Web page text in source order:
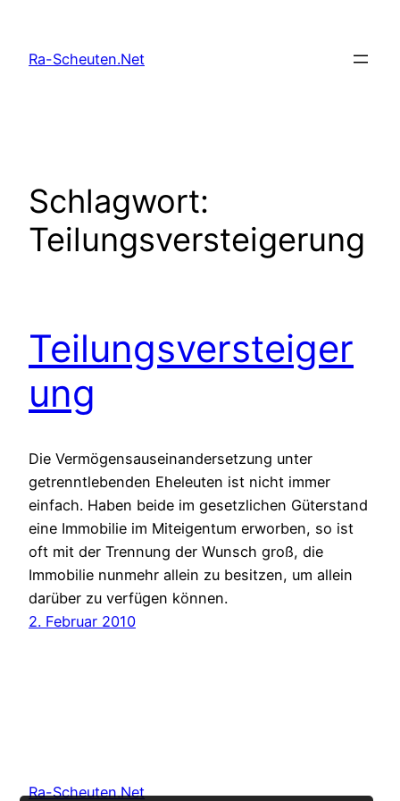
springen
Ra-Scheuten.Net
Schlagwort:
Teilungsversteigerung
Teilungsversteiger
ung
Die Vermögensauseinandersetzung unter
getrenntlebenden Eheleuten ist nicht immer
einfach. Haben beide im gesetzlichen Güterstand
eine Immobilie im Miteigentum erworben, so ist
oft mit der Trennung der Wunsch groß, die
Immobilie nunmehr allein zu besitzen, um allein
darüber zu verfügen können.
2. Februar 2010
Ra-Scheuten.Net